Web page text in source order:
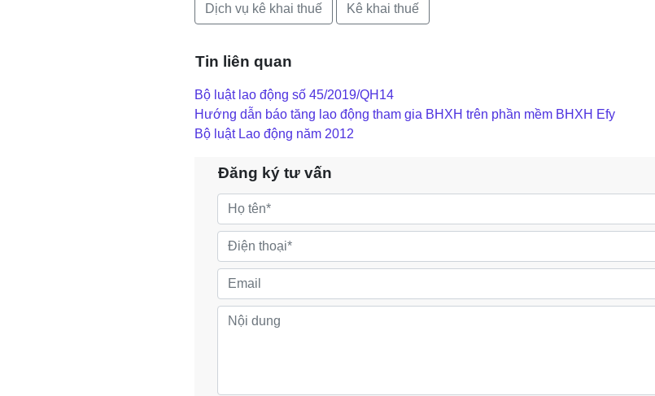
Dịch vụ kê khai thuế Kê khai thuế
Tin liên quan
Bộ luật lao động số 45/2019/QH14
Hướng dẫn báo tăng lao động tham gia BHXH trên phần mềm BHXH Efy
Bộ luật Lao động năm 2012
Đăng ký tư vấn